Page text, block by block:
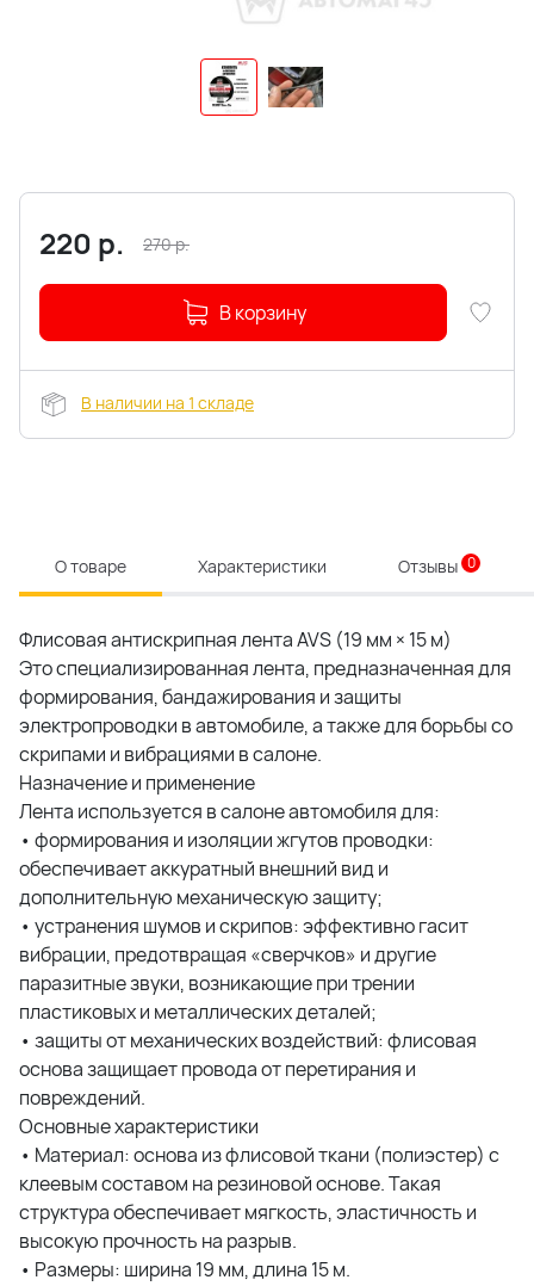
220 р. 270р.
В корзину
В наличии на 1 складе
О товаре Характеристики Отзывы 0
Флисовая антискрипная лента AVS (19 мм × 15 м)
Это специализированная лента, предназначенная для
формирования, бандажирования и защиты
электропроводки в автомобиле, а также для борьбы со
скрипами и вибрациями в салоне.
Назначение и применение
Лента используется в салоне автомобиля для:
• формирования и изоляции жгутов проводки:
обеспечивает аккуратный внешний вид и
дополнительную механическую защиту;
• устранения шумов и скрипов: эффективно гасит
вибрации, предотвращая «сверчков» и другие
паразитные звуки, возникающие при трении
пластиковых и металлических деталей;
• защиты от механических воздействий: флисовая
основа защищает провода от перетирания и
повреждений.
Основные характеристики
• Материал: основа из флисовой ткани (полиэстер) с
клеевым составом на резиновой основе. Такая
структура обеспечивает мягкость, эластичность и
высокую прочность на разрыв.
• Размеры: ширина 19 мм, длина 15 м.